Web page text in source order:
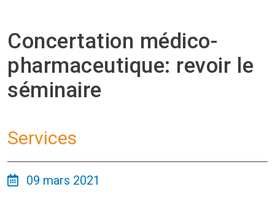
Concertation médico-
pharmaceutique: revoir le
séminaire
Services
09 mars 2021